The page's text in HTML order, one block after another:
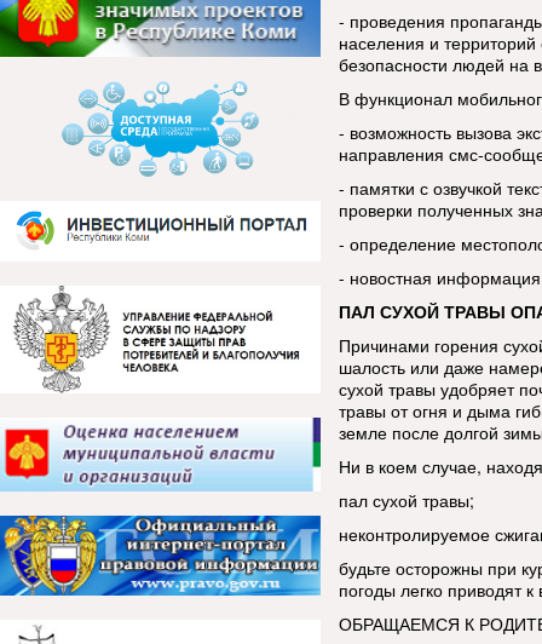
- проведения
населения и
безопасности людей на
В функционал
- возможность вызова
направления смс-
- памятки с озвучкой
проверки полученных
- определение
- новостная
ПАЛ СУХОЙ ТРАВЫ
Причинами горения
шалость или даже
сухой травы удобряет
травы от огня и дыма
земле после долгой
Ни в коем случае,
пал сухой травы;
неконтролируемое
будьте осторожны при
погоды легко приводят
ОБРАЩАЕМСЯ К